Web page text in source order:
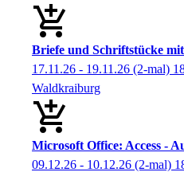
Briefe und Schriftstücke
17.11.26 - 19.11.26 (2-mal)
Waldkraiburg
Microsoft Office: Access -
09.12.26 - 10.12.26 (2-mal)